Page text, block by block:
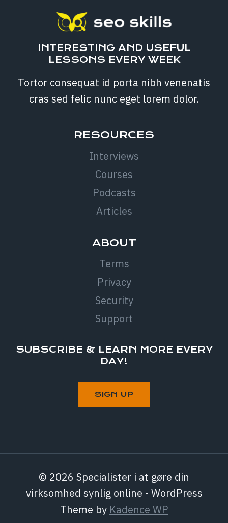
INTERESTING AND USEFUL
LESSONS EVERY WEEK
Tortor consequat id porta nibh venenatis
cras sed felic nunc eget lorem dolor.
RESOURCES
Interviews
Courses
Podcasts
Articles
ABOUT
Terms
Privacy
Security
Support
SUBSCRIBE & LEARN MORE EVERY
DAY!
© 2026 Specialister i at gøre din
virksomhed synlig online - WordPress
Theme by Kadence WP